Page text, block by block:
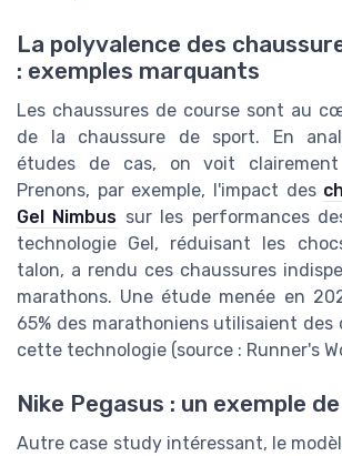
La polyvalence des
: exemples marquants
Les chaussures de course sont au
de la chaussure de sport. En
études de cas, on voit
Prenons, par exemple, l'impact des
Gel Nimbus sur les performances
technologie Gel, réduisant les
talon, a rendu ces chaussures
marathons. Une étude menée en
65% des marathoniens utilisaient des
cette technologie (source : Runner's
Nike Pegasus : un exemple
Autre case study intéressant, le